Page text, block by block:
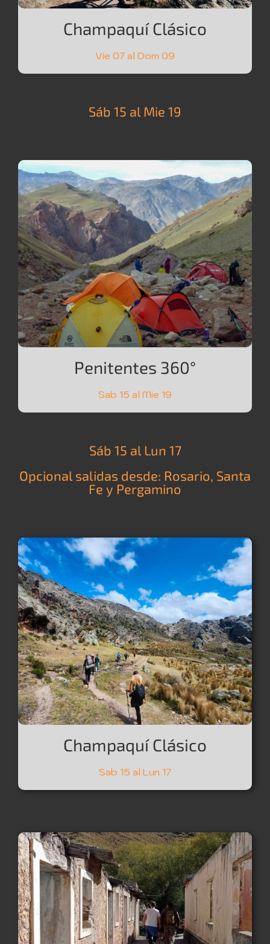
Champaquí Clásico
Vie 07 al Dom 09
Sáb 15 al Mie 19
Penitentes 360°
Sab 15 al Mie 19
Sáb 15 al Lun 17
Opcional salidas desde: Rosario, Santa
Fe y Pergamino
Champaquí Clásico
Sab 15 al Lun 17